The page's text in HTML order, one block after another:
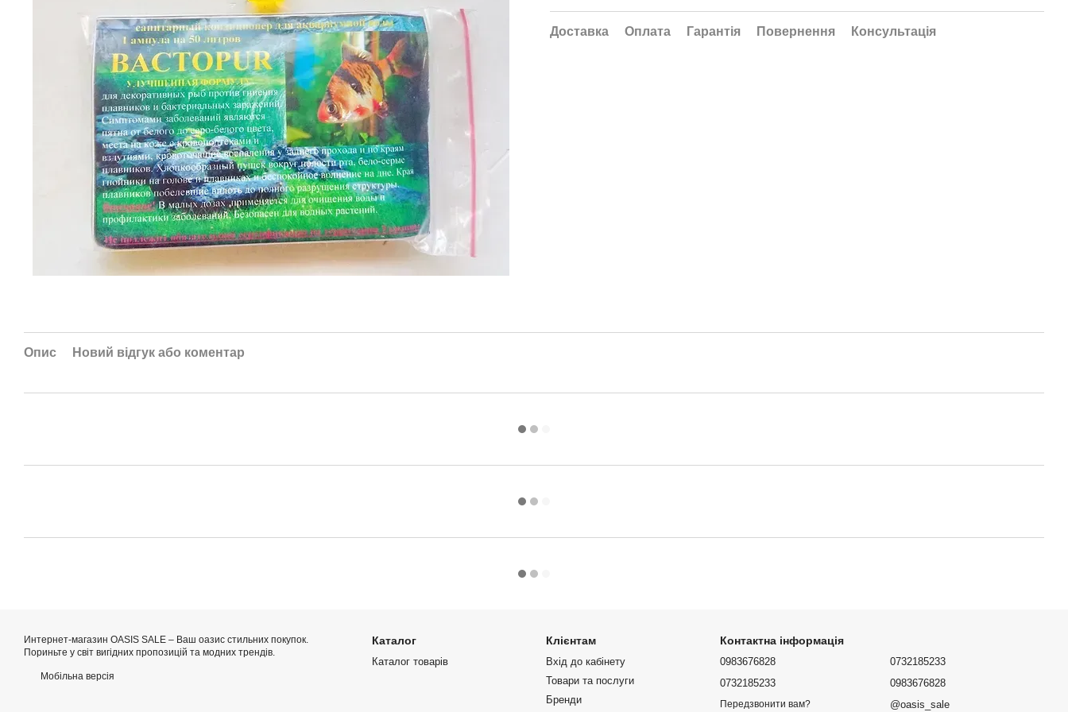
Доставка Оплата Гарантія Повернення Консультація
Опис Новий відгук або коментар
Интернет-магазин OASIS SALE – Ваш оазис стильних покупок.
Пориньте у світ вигідних пропозицій та модних трендів.
Мобільна версія
Каталог
Каталог товарів
Клієнтам
Вхід до кабінету
Товари та послуги
Бренди
Контактна інформація
0983676828
0732185233
Передзвонити вам?
0732185233
0983676828
@oasis_sale